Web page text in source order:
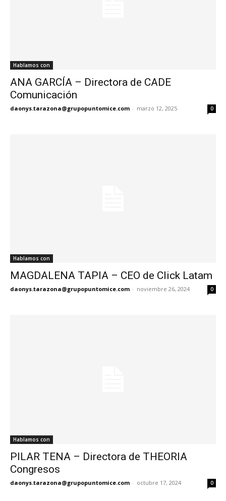
Hablamos con
ANA GARCÍA – Directora de CADE
Comunicación
daonys.tarazona@grupopuntomice.com - marzo 12, 2025 0
Hablamos con
MAGDALENA TAPIA – CEO de Click Latam
daonys.tarazona@grupopuntomice.com - noviembre 26, 2024 0
Hablamos con
PILAR TENA – Directora de THEORIA
Congresos
daonys.tarazona@grupopuntomice.com - octubre 17, 2024 0